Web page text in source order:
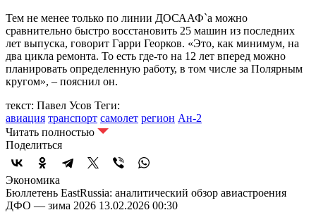
Тем не менее только по линии ДОСААФ`а можно
сравнительно быстро восстановить 25 машин из последних
лет выпуска, говорит Гарри Георков. «Это, как минимум, на
два цикла ремонта. То есть где-то на 12 лет вперед можно
планировать определенную работу, в том числе за Полярным
кругом», – пояснил он.
текст: Павел Усов Теги:
авиация транспорт самолет регион Ан-2
Читать полностью
Поделиться
Экономика
Бюллетень EastRussia: аналитический обзор авиастроения
ДФО — зима 2026 13.02.2026 00:30